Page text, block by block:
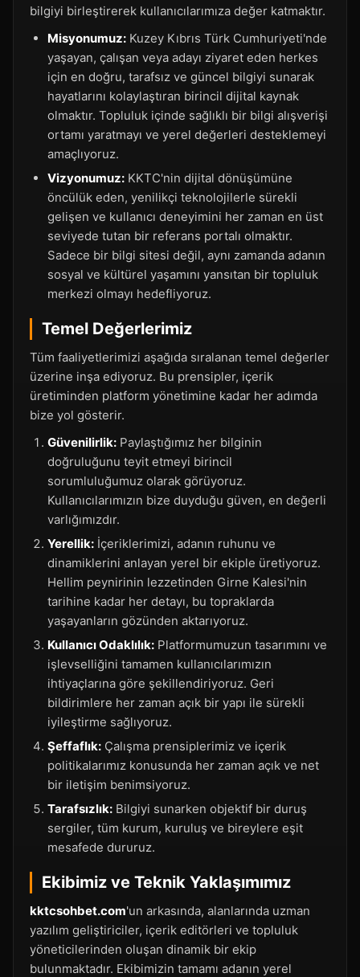
bilgiyi birleştirerek kullanıcılarımıza değer katmaktır.
Misyonumuz: Kuzey Kıbrıs Türk Cumhuriyeti'nde
yaşayan, çalışan veya adayı ziyaret eden herkes
için en doğru, tarafsız ve güncel bilgiyi sunarak
hayatlarını kolaylaştıran birincil dijital kaynak
olmaktır. Topluluk içinde sağlıklı bir bilgi alışverişi
ortamı yaratmayı ve yerel değerleri desteklemeyi
amaçlıyoruz.
Vizyonumuz: KKTC'nin dijital dönüşümüne
öncülük eden, yenilikçi teknolojilerle sürekli
gelişen ve kullanıcı deneyimini her zaman en üst
seviyede tutan bir referans portalı olmaktır.
Sadece bir bilgi sitesi değil, aynı zamanda adanın
sosyal ve kültürel yaşamını yansıtan bir topluluk
merkezi olmayı hedefliyoruz.
Temel Değerlerimiz
Tüm faaliyetlerimizi aşağıda sıralanan temel değerler
üzerine inşa ediyoruz. Bu prensipler, içerik
üretiminden platform yönetimine kadar her adımda
bize yol gösterir.
Güvenilirlik: Paylaştığımız her bilginin
doğruluğunu teyit etmeyi birincil
sorumluluğumuz olarak görüyoruz.
Kullanıcılarımızın bize duyduğu güven, en değerli
varlığımızdır.
Yerellik: İçeriklerimizi, adanın ruhunu ve
dinamiklerini anlayan yerel bir ekiple üretiyoruz.
Hellim peynirinin lezzetinden Girne Kalesi'nin
tarihine kadar her detayı, bu topraklarda
yaşayanların gözünden aktarıyoruz.
Kullanıcı Odaklılık: Platformumuzun tasarımını ve
işlevselliğini tamamen kullanıcılarımızın
ihtiyaçlarına göre şekillendiriyoruz. Geri
bildirimlere her zaman açık bir yapı ile sürekli
iyileştirme sağlıyoruz.
Şeffaflık: Çalışma prensiplerimiz ve içerik
politikalarımız konusunda her zaman açık ve net
bir iletişim benimsiyoruz.
Tarafsızlık: Bilgiyi sunarken objektif bir duruş
sergiler, tüm kurum, kuruluş ve bireylere eşit
mesafede dururuz.
Ekibimiz ve Teknik Yaklaşımımız
kktcsohbet.com'un arkasında, alanlarında uzman
yazılım geliştiriciler, içerik editörleri ve topluluk
yöneticilerinden oluşan dinamik bir ekip
bulunmaktadır. Ekibimizin tamamı adanın yerel